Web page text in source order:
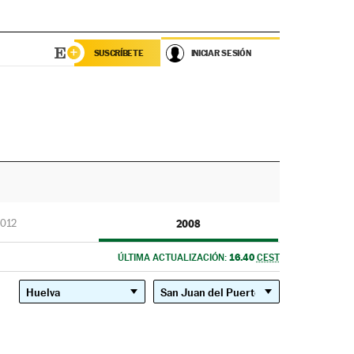
SUSCRÍBETE INICIAR SESIÓN
2008
ÚLTIMA ACTUALIZACIÓN: 16.40 CEST